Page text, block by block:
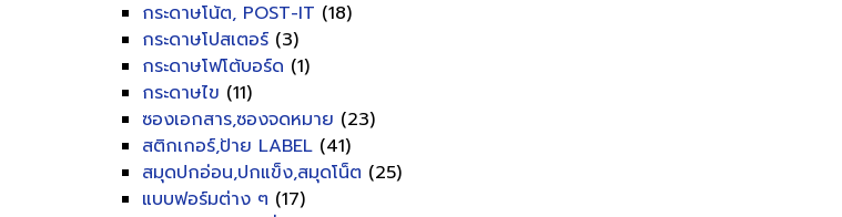
กระดาษโน้ต, POST-IT (18)
กระดาษโปสเตอร์ (3)
กระดาษโฟโต้บอร์ด (1)
กระดาษไข (11)
ซองเอกสาร,ซองจดหมาย (23)
สติกเกอร์,ป้าย LABEL (41)
สมุดปกอ่อน,ปกแข็ง,สมุดโน็ต (25)
แบบฟอร์มต่าง ๆ (17)